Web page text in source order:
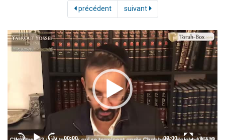
précédent suivant